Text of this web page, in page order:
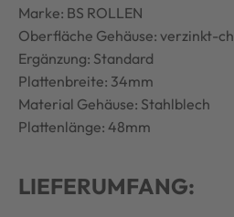
Marke: BS ROLLEN
Oberfläche Gehäuse: verzinkt-
Ergänzung: Standard
Plattenbreite: 34mm
Material Gehäuse: Stahlblech
Plattenlänge: 48mm
LIEFERUMFANG: